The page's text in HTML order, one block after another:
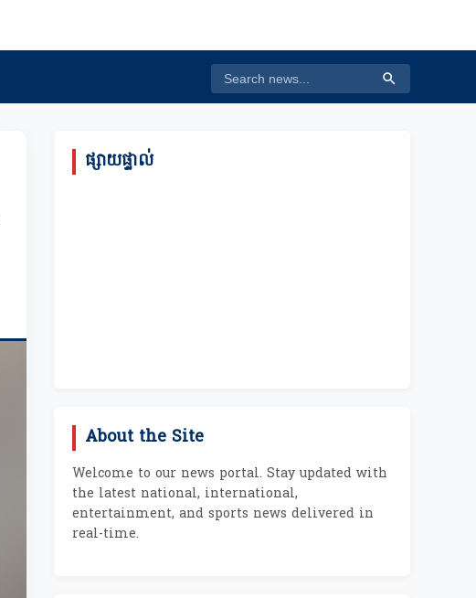
ផ្សាយផ្ទាល់
About the Site
Welcome to our news portal. Stay updated with
the latest national, international,
entertainment, and sports news delivered in
real-time.